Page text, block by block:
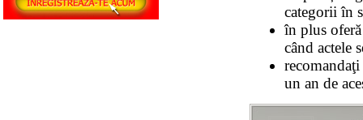
categorii în
în plus
când actele
recomandaţi
un an de